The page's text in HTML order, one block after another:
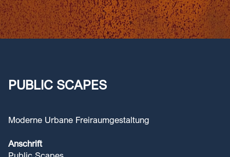
PUBLIC SCAPES
Moderne Urbane Freiraumgestaltung
Anschrift